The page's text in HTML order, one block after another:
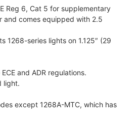
Reg 6, Cat 5 for supplementary
and comes equipped with 2.5
1268-series lights on 1.125″ (29
and ADR regulations.
light.
except 1268A-MTC, which has